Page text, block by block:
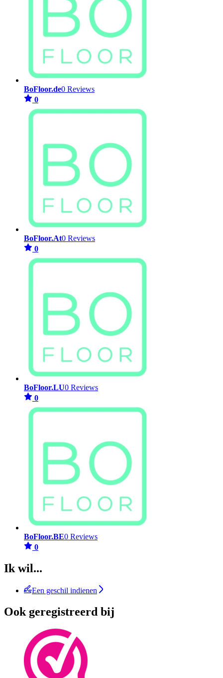
BoFloor.de0 Reviews
0
BoFloor.At0 Reviews
0
BoFloor.LU0 Reviews
0
BoFloor.BE0 Reviews
0
Ik wil...
Een geschil indienen
Ook geregistreerd bij